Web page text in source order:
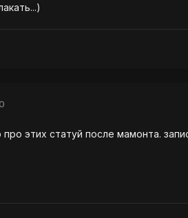
этих статуй после мамонта.